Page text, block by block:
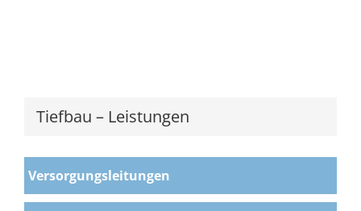
Tiefbau – Leistungen
Versorgungsleitungen